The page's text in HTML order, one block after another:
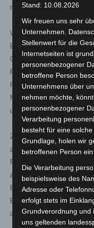
mussten durchgeführt
Weitere Menschen
Eintreffen der
Gebäude eigenständig
Rettungswagen und
Feuerwehr Hannover
Menschen aus dem
untersuchen.
Zur Schadenhöhe
auf rund 50.000 Euro.
Feuerwehr Hannover
abgeschlossen. Im
Brandnachschau wird
Einsatzstelle zu einem
angefahren und
Stand: 10.08.2026
Wir freuen uns sehr
Unternehmen.
Stellenwert für die
Internetseiten ist
personenbezogener
betroffene Person
Unternehmens über
nehmen möchte,
personenbezogener
Verarbeitung
besteht für eine
Grundlage, holen wir
betroffenen Person ein.
Die Verarbeitung
beispielsweise des
Adresse oder
erfolgt stets im
Grundverordnung und
uns geltenden